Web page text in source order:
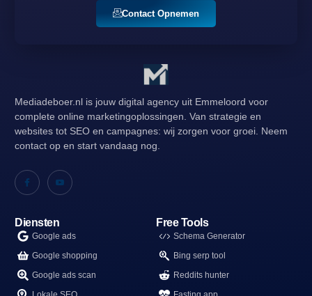
Contact Opnemen
Mediadeboer.nl is jouw digital agency uit Emmeloord voor
complete online marketingoplossingen. Van strategie en
websites tot SEO en campagnes: wij zorgen voor groei. Neem
contact op en start vandaag nog.
Diensten
Google ads
Google shopping
Google ads scan
Free Tools
Schema Generator
Bing serp tool
Reddits hunter